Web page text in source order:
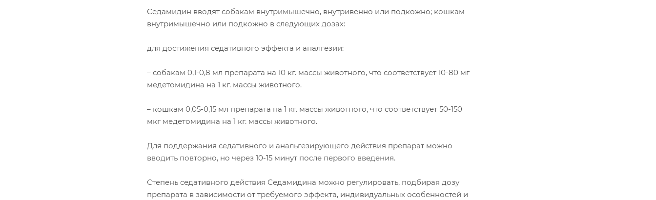
Седамидин вводят собакам внутримышечно, внутривенно или подкожно; кошкам
внутримышечно или подкожно в следующих дозах:
для достижения седативного эффекта и аналгезии:
– собакам 0,1-0,8 мл препарата на 10 кг. массы животного, что соответствует 10-80 мг
медетомидина на 1 кг. массы животного.
– кошкам 0,05-0,15 мл препарата на 1 кг. массы животного, что соответствует 50-150
мкг медетомидина на 1 кг. массы животного.
Для поддержания седативного и анальгезирующего действия препарат можно
вводить повторно, но через 10-15 минут после первого введения.
Степень седативного действия Седамидина можно регулировать, подбирая дозу
препарата в зависимости от требуемого эффекта, индивидуальных особенностей и